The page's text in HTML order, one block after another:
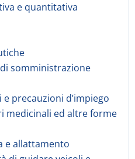
e quantitativa
somministrazione
precauzioni d’impiego
medicinali ed altre forme
e allattamento